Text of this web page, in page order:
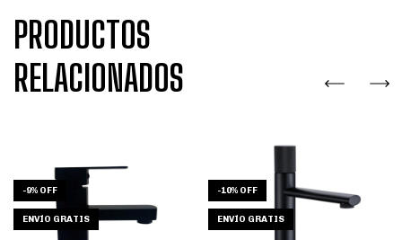
PRODUCTOS
RELACIONADOS
-9% OFF
ENVÍO GRATIS
-10% OFF
ENVÍO GRATIS